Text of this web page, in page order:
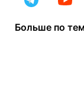
Больше по